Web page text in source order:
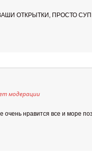
ОТКРЫТКИ, ПРОСТО
модерации
очень нравится все и море